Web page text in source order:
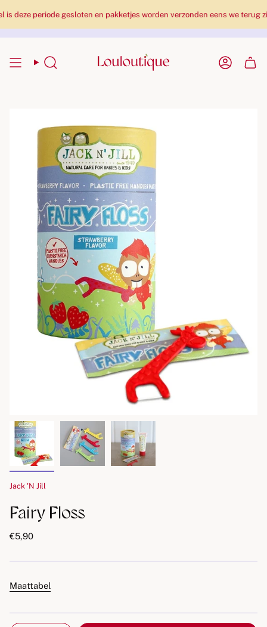
periode gesloten en pakketjes worden verzonden eens we terug zijn!
Zoekopdracht
Jack 'N Jill
Fairy Floss
€5,90
Maattabel